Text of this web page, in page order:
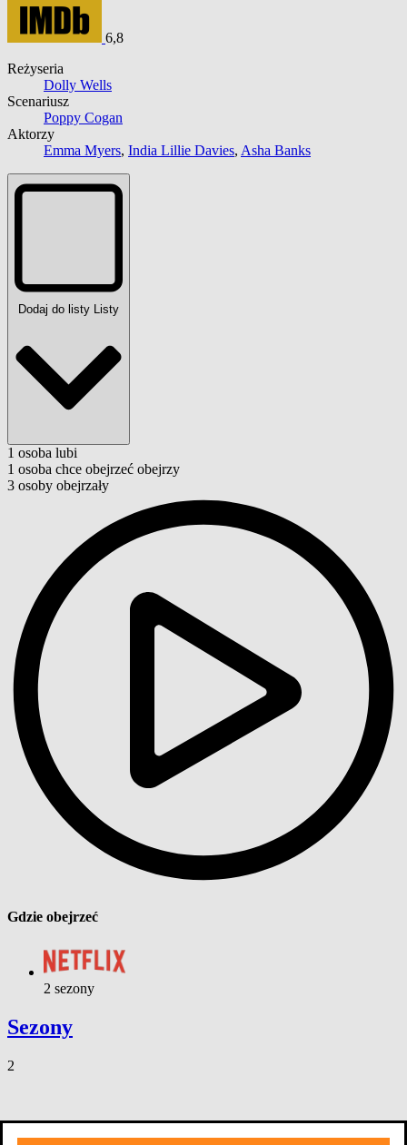
6,8
Reżyseria
Dolly Wells
Scenariusz
Poppy Cogan
Aktorzy
Emma Myers, India Lillie Davies, Asha Banks
Dodaj do listy Listy
1 osoba lubi
1 osoba chce obejrzeć obejrzy
3 osoby obejrzały
Gdzie obejrzeć
2 sezony
Sezony
2